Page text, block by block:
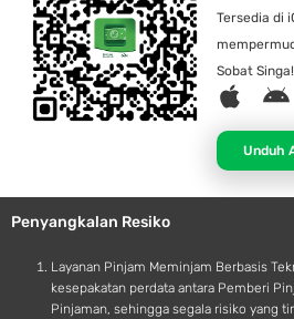
Tersedia di
Sobat Singa!
A
p
l
e
A
d
r
o
d
Unduh
Penyangkalan Resiko
Layanan Pinjam Meminjam Berbasis
kesepakatan perdata antara Pemberi
Pinjaman, sehingga segala risiko yang